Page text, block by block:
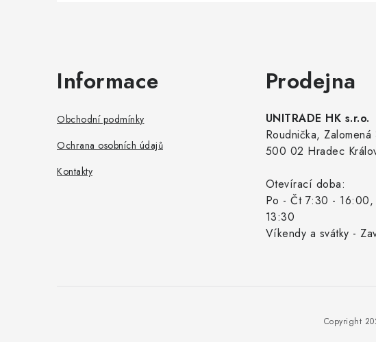
Informace
Obchodní podmínky
Ochrana osobních údajů
Kontakty
Prodejna
UNITRADE HK s.r.o.
Roudnička, Zalomená
500 02 Hradec
Otevírací doba:
Po - Čt 7:30 -
13:30
Víkendy a svátky -
Copyright